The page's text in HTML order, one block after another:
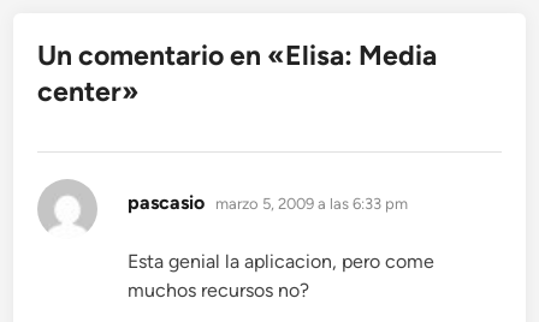
Un comentario en «Elisa: Media
center»
pascasio dice:
marzo 5, 2009 a las 6:33 pm
Esta genial la aplicacion, pero come
muchos recursos no?